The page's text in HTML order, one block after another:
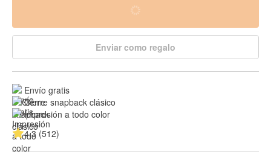
Enviar como regalo
Envío gratis
Cierre snapback clásico
Impresión a todo color
4.3 (512)